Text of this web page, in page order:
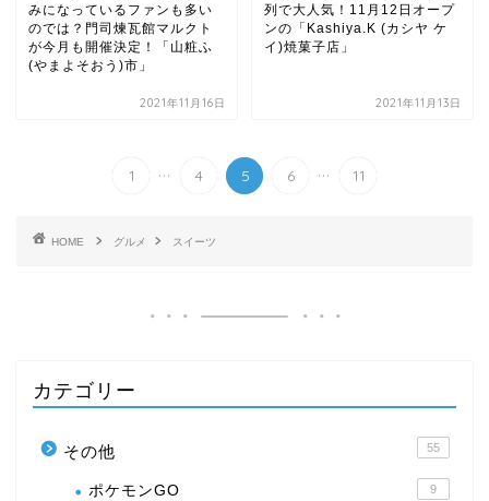
みになっているファンも多い
のでは？門司煉瓦館マルクト
が今月も開催決定！「山粧ふ
(やまよそおう)市」
2021年11月16日
列で大人気！11月12日オープ
ンの「Kashiya.K (カシヤ ケ
イ)焼菓子店」
2021年11月13日
1 ... 4 5 6 ... 11
HOME グルメ スイーツ
カテゴリー
その他 55
ポケモンGO 9